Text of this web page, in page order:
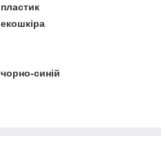
пластик
екошкіра
чорно-синій